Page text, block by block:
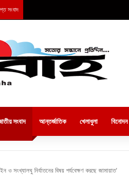
সংবাদ
সংবাদ আন্তর্জাতিক খেলাধুলা বিনোদন
ও সংখ্যালঘু নির্যাতনের বিষয় পর্যবেক্ষণ করছে জামায়াত’